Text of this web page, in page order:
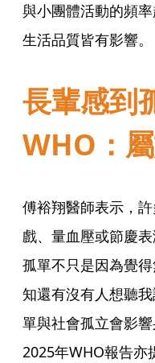
與小團體活動的頻
生活品質皆有影響。
長輩感
WHO：
傅裕翔醫師表示，
戲、量血壓或節慶
孤單不只是因為覺
知還有沒有人想聽
單與社會孤立會影
2025年WHO報告亦